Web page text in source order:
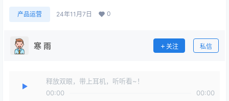
产品运营 24年11月7日 0
寒 雨 关注 私信
释放双眼，带上耳机，听听看~！
00:00
00:00